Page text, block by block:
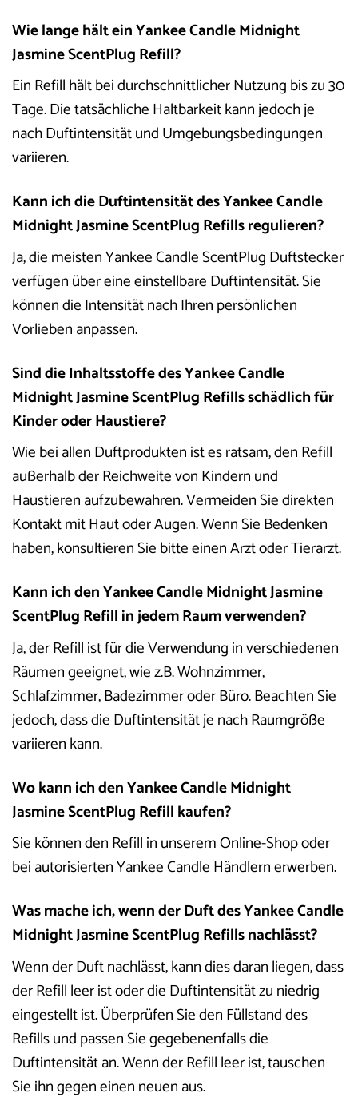
Wie lange hält ein Yankee Candle Midnight
Jasmine ScentPlug Refill?
Ein Refill hält bei durchschnittlicher Nutzung bis zu 30
Tage. Die tatsächliche Haltbarkeit kann jedoch je
nach Duftintensität und Umgebungsbedingungen
variieren.
Kann ich die Duftintensität des Yankee Candle
Midnight Jasmine ScentPlug Refills regulieren?
Ja, die meisten Yankee Candle ScentPlug Duftstecker
verfügen über eine einstellbare Duftintensität. Sie
können die Intensität nach Ihren persönlichen
Vorlieben anpassen.
Sind die Inhaltsstoffe des Yankee Candle
Midnight Jasmine ScentPlug Refills schädlich für
Kinder oder Haustiere?
Wie bei allen Duftprodukten ist es ratsam, den Refill
außerhalb der Reichweite von Kindern und
Haustieren aufzubewahren. Vermeiden Sie direkten
Kontakt mit Haut oder Augen. Wenn Sie Bedenken
haben, konsultieren Sie bitte einen Arzt oder Tierarzt.
Kann ich den Yankee Candle Midnight Jasmine
ScentPlug Refill in jedem Raum verwenden?
Ja, der Refill ist für die Verwendung in verschiedenen
Räumen geeignet, wie z.B. Wohnzimmer,
Schlafzimmer, Badezimmer oder Büro. Beachten Sie
jedoch, dass die Duftintensität je nach Raumgröße
variieren kann.
Wo kann ich den Yankee Candle Midnight
Jasmine ScentPlug Refill kaufen?
Sie können den Refill in unserem Online-Shop oder
bei autorisierten Yankee Candle Händlern erwerben.
Was mache ich, wenn der Duft des Yankee Candle
Midnight Jasmine ScentPlug Refills nachlässt?
Wenn der Duft nachlässt, kann dies daran liegen, dass
der Refill leer ist oder die Duftintensität zu niedrig
eingestellt ist. Überprüfen Sie den Füllstand des
Refills und passen Sie gegebenenfalls die
Duftintensität an. Wenn der Refill leer ist, tauschen
Sie ihn gegen einen neuen aus.